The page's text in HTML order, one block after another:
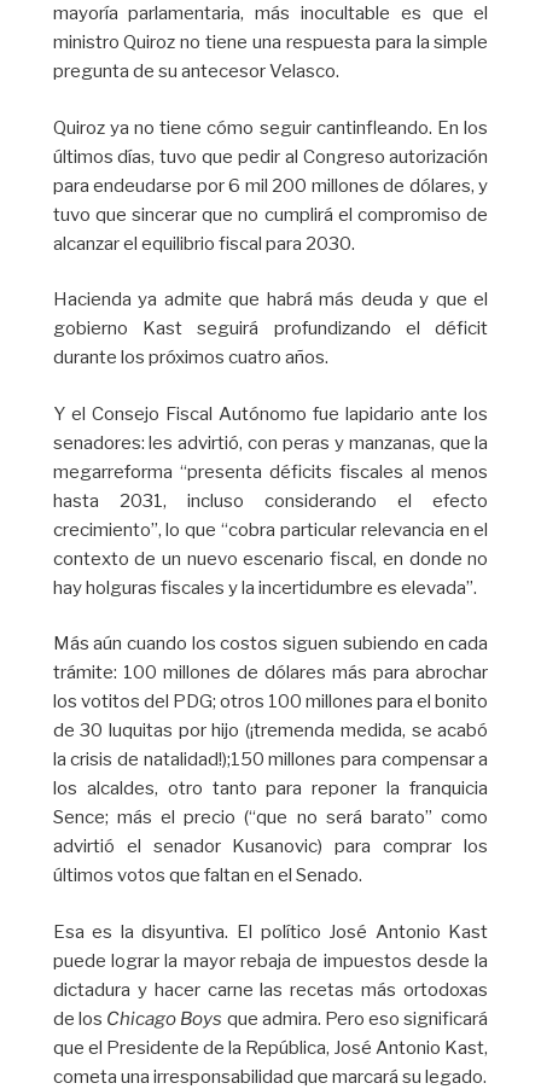
mayoría parlamentaria, más inocultable es que el
ministro Quiroz no tiene una respuesta para la simple
pregunta de su antecesor Velasco.
Quiroz ya no tiene cómo seguir cantinfleando. En los
últimos días, tuvo que pedir al Congreso autorización
para endeudarse por 6 mil 200 millones de dólares, y
tuvo que sincerar que no cumplirá el compromiso de
alcanzar el equilibrio fiscal para 2030.
Hacienda ya admite que habrá más deuda y que el
gobierno Kast seguirá profundizando el déficit
durante los próximos cuatro años.
Y el Consejo Fiscal Autónomo fue lapidario ante los
senadores: les advirtió, con peras y manzanas, que la
megarreforma “presenta déficits fiscales al menos
hasta 2031, incluso considerando el efecto
crecimiento”, lo que “cobra particular relevancia en el
contexto de un nuevo escenario fiscal, en donde no
hay holguras fiscales y la incertidumbre es elevada”.
Más aún cuando los costos siguen subiendo en cada
trámite: 100 millones de dólares más para abrochar
los votitos del PDG; otros 100 millones para el bonito
de 30 luquitas por hijo (¡tremenda medida, se acabó
la crisis de natalidad!);150 millones para compensar a
los alcaldes, otro tanto para reponer la franquicia
Sence; más el precio (“que no será barato” como
advirtió el senador Kusanovic) para comprar los
últimos votos que faltan en el Senado.
Esa es la disyuntiva. El político José Antonio Kast
puede lograr la mayor rebaja de impuestos desde la
dictadura y hacer carne las recetas más ortodoxas
de los Chicago Boys que admira. Pero eso significará
que el Presidente de la República, José Antonio Kast,
cometa una irresponsabilidad que marcará su legado.